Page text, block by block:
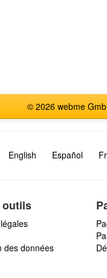
© 2026 webme
English Español
outils
des données